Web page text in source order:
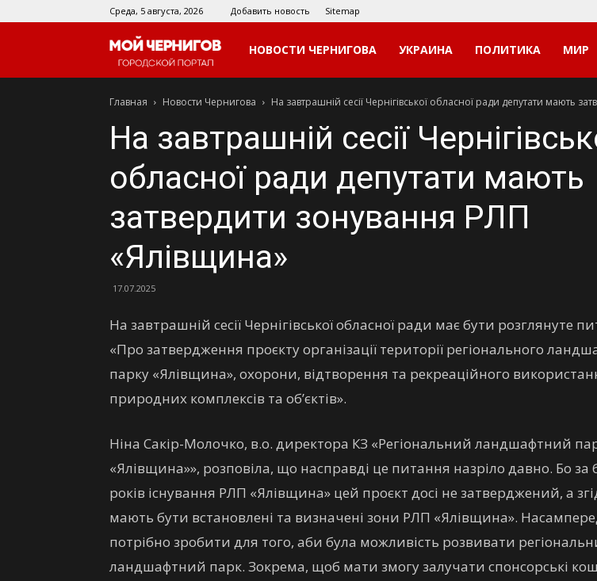
Среда, 5 августа, 2026 Добавить новость Sitemap
Мой
Чернигов
НОВОСТИ ЧЕРНИГОВА УКРАИНА ПОЛИТИКА МИР
Главная Новости Чернигова На завтрашній сесії Чернігівської обласної ради депутати мають
На завтрашній сесії
обласної ради депутати мають
затвердити зонування РЛП
«Ялівщина»
17.07.2025
На завтрашній сесії Чернігівської обласної ради має бути розглянуте
«Про затвердження проєкту організації території регіонального
парку «Ялівщина», охорони, відтворення та рекреаційного
природних комплексів та об’єктів».
Ніна Сакір-Молочко, в.о. директора КЗ «Регіональний ландшафтний
«Ялівщина»», розповіла, що насправді це питання назріло давно. Бо за
років існування РЛП «Ялівщина» цей проєкт досі не затверджений, а
мають бути встановлені та визначені зони РЛП «Ялівщина».
потрібно зробити для того, аби була можливість розвивати
ландшафтний парк. Зокрема, щоб мати змогу залучати спонсорські